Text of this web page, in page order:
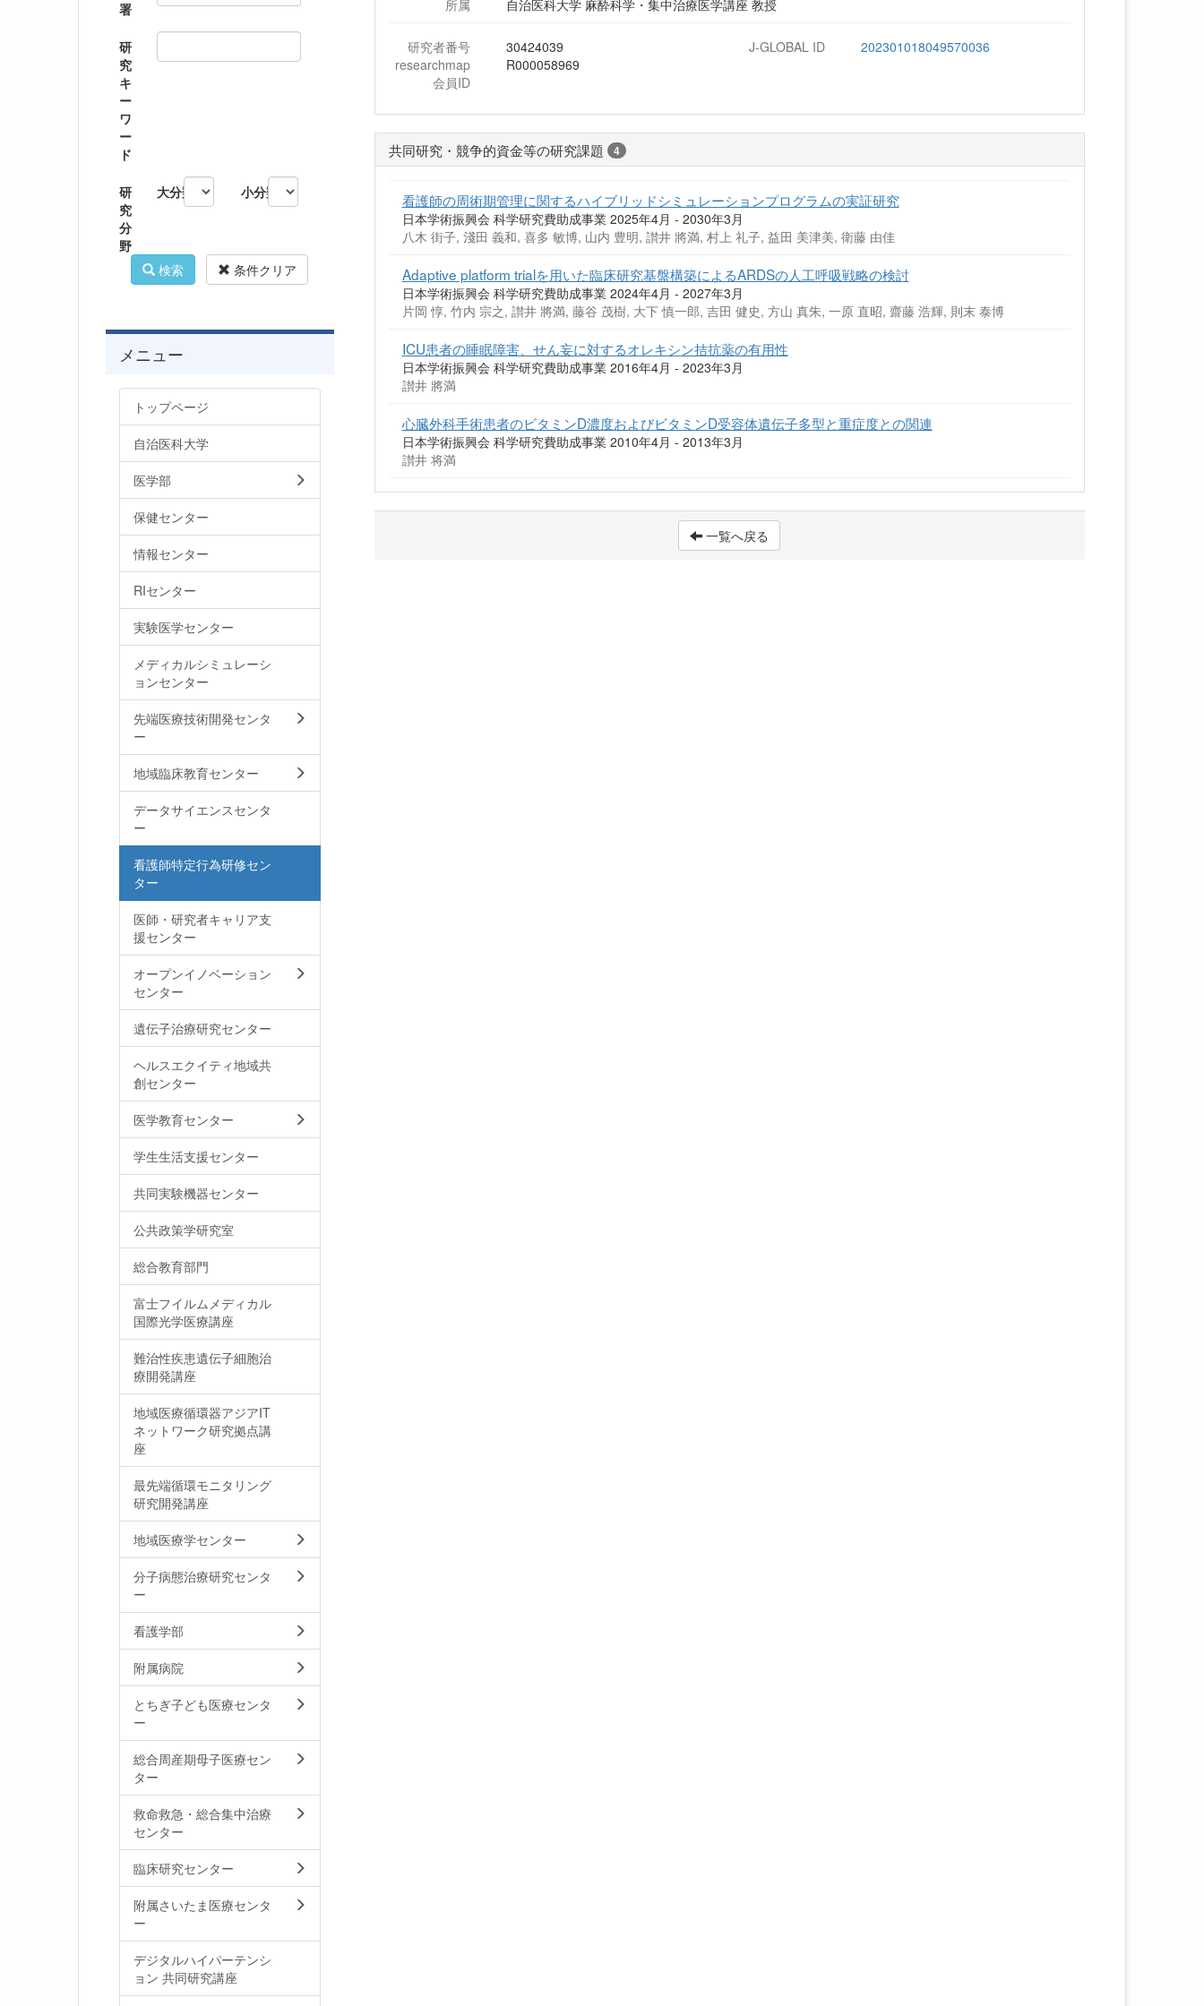
所属 自治医科大学 麻酔科学・集中治療医学講座 教授
研究者番号 30424039 J-GLOBAL ID
202301018049570036
researchmap
会員ID
R000058969
共同研究・競争的資金等の研究課題 4
看護師の周術期管理に関するハイブリッドシミュレーションプログラムの実証研究
日本学術振興会 科学研究費助成事業 2025年4月 - 2030年3月
八木 街子, 淺田 義和, 喜多 敏博, 山内 豊明, 讃井 將満, 村上 礼子, 益田 美津美, 衛藤 由佳
Adaptive platform trialを用いた臨床研究基盤構築によるARDSの人工呼吸戦略の検討
日本学術振興会 科学研究費助成事業 2024年4月 - 2027年3月
片岡 惇, 竹内 宗之, 讃井 將満, 藤谷 茂樹, 大下 慎一郎, 吉田 健史, 方山 真朱, 一原 直昭, 齋藤 浩輝, 則末 泰博
ICU患者の睡眠障害、せん妄に対するオレキシン拮抗薬の有用性
日本学術振興会 科学研究費助成事業 2016年4月 - 2023年3月
讃井 將満
心臓外科手術患者のビタミンD濃度およびビタミンD受容体遺伝子多型と重症度との関連
日本学術振興会 科学研究費助成事業 2010年4月 - 2013年3月
讃井 将満
一覧へ戻る
署
研
究
キ
ー
ワ
ー
ド
研
究
分
野
大分類 小分類
検索 条件クリア
メニュー
トップページ
自治医科大学
医学部
保健センター
情報センター
RIセンター
実験医学センター
メディカルシミュレーシ
ョンセンター
先端医療技術開発センタ
ー
地域臨床教育センター
データサイエンスセンタ
ー
看護師特定行為研修セン
ター
医師・研究者キャリア支
援センター
オープンイノベーション
センター
遺伝子治療研究センター
ヘルスエクイティ地域共
創センター
医学教育センター
学生生活支援センター
共同実験機器センター
公共政策学研究室
総合教育部門
富士フイルムメディカル
国際光学医療講座
難治性疾患遺伝子細胞治
療開発講座
地域医療循環器アジアIT
ネットワーク研究拠点講
座
最先端循環モニタリング
研究開発講座
地域医療学センター
分子病態治療研究センタ
ー
看護学部
附属病院
とちぎ子ども医療センタ
ー
総合周産期母子医療セン
ター
救命救急・総合集中治療
センター
臨床研究センター
附属さいたま医療センタ
ー
デジタルハイパーテンシ
ョン 共同研究講座